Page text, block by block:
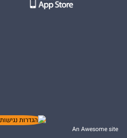
An Awesome site